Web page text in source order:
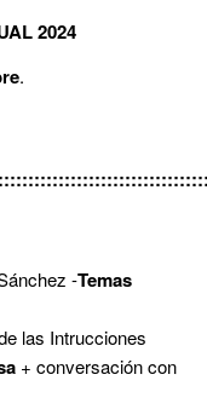
2024
.
-Temas
las Intrucciones
+ conversación con